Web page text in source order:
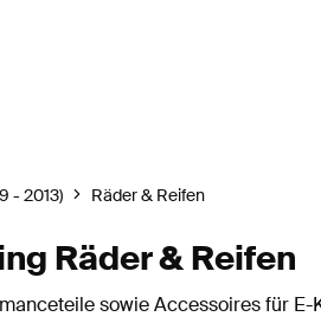
- 2013) Räder & Reifen
Räder & Reifen
sowie Accessoires für E-